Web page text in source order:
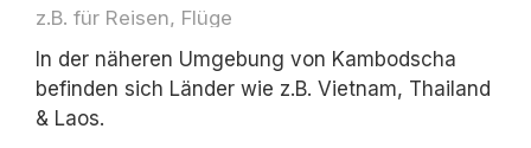
z.B. für Reisen, Flüge
In der näheren Umgebung von Kambodscha
befinden sich Länder wie z.B. Vietnam, Thailand
& Laos.